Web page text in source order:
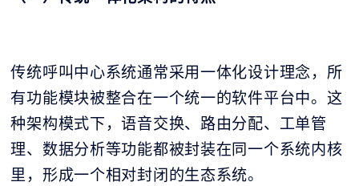
传统呼叫中心系统通常采用一体化设计理念，所
有功能模块被整合在一个统一的软件平台中。这
种架构模式下，语音交换、路由分配、工单管
理、数据分析等功能都被封装在同一个系统内核
里，形成一个相对封闭的生态系统。